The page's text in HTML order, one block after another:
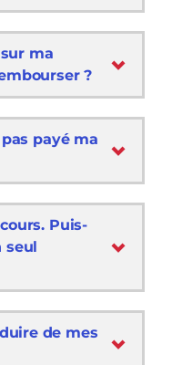
ma
?
payé ma
Puis-
de mes